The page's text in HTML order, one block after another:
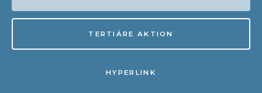
TERTIÄRE AKTION
HYPERLINK